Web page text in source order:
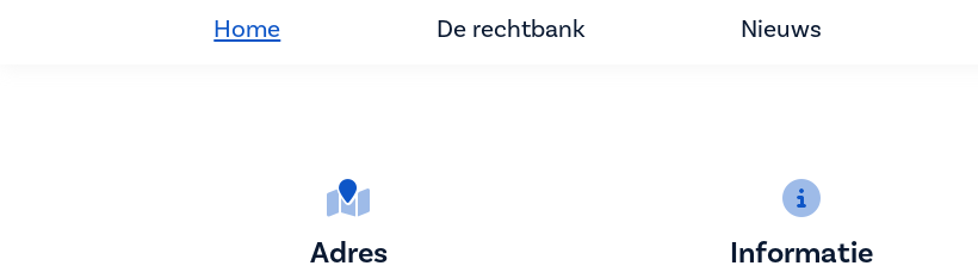
Home De rechtbank Nieuws
Adres Informatie